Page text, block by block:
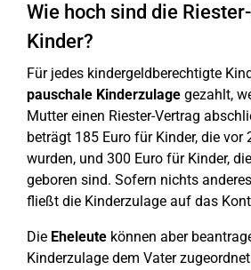
Wie hoch sind die
Kinder?
Für jedes kindergeldberechtigte
pauschale Kinderzulage gezahlt,
Mutter einen Riester-Vertrag
beträgt 185 Euro für Kinder, die vor
wurden, und 300 Euro für Kinder,
geboren sind. Sofern nichts
fließt die Kinderzulage auf das
Die Eheleute können aber
Kinderzulage dem Vater